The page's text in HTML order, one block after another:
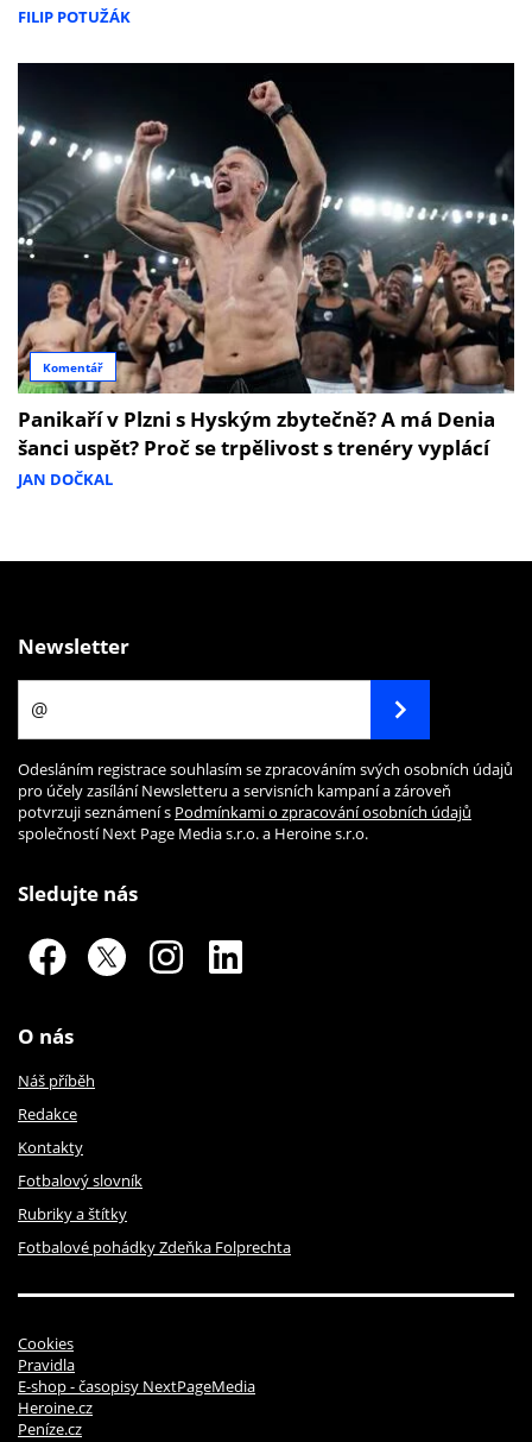
FILIP POTUŽÁK
Komentář
Panikaří v Plzni s Hyským zbytečně? A má Denia
šanci uspět? Proč se trpělivost s trenéry vyplácí
JAN DOČKAL
Newsletter
Odesláním registrace souhlasím se zpracováním svých osobních údajů
pro účely zasílání Newsletteru a servisních kampaní a zároveň
potvrzuji seznámení s Podmínkami o zpracování osobních údajů
společností Next Page Media s.r.o. a Heroine s.r.o.
Sledujte nás
O nás
Náš příběh
Redakce
Kontakty
Fotbalový slovník
Rubriky a štítky
Fotbalové pohádky Zdeňka Folprechta
Cookies
Pravidla
E-shop - časopisy NextPageMedia
Heroine.cz
Peníze.cz